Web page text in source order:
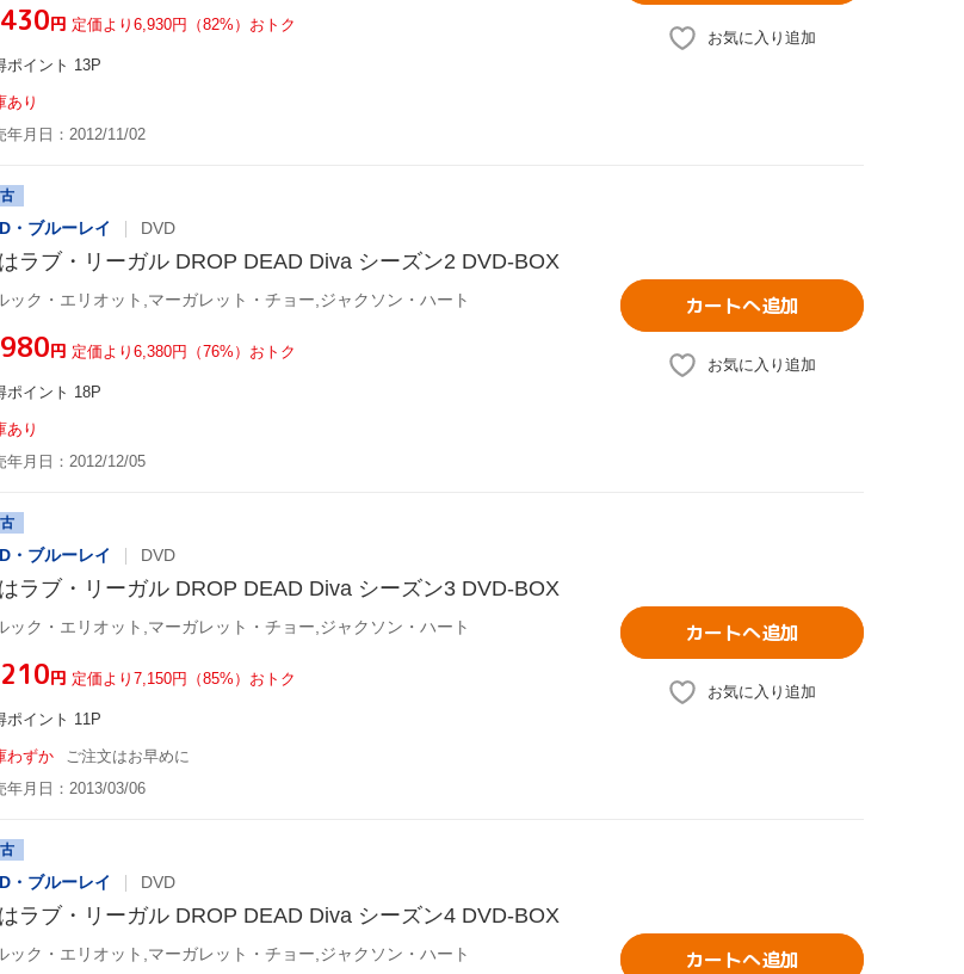
円 定価より6,930円（82%）おトク
ポイント 13P
あり
年月日：2012/11/02
お気に入り追加
・ブルーレイ DVD
ラブ・リーガル DROP DEAD Diva シーズン2 DVD-BOX
ック・エリオット,マーガレット・チョー,ジャクソン・ハート
円 定価より6,380円（76%）おトク
ポイント 18P
あり
年月日：2012/12/05
カートへ追加
お気に入り追加
・ブルーレイ DVD
ラブ・リーガル DROP DEAD Diva シーズン3 DVD-BOX
ック・エリオット,マーガレット・チョー,ジャクソン・ハート
円 定価より7,150円（85%）おトク
ポイント 11P
わずか
ご注文はお早めに
年月日：2013/03/06
カートへ追加
お気に入り追加
・ブルーレイ DVD
ラブ・リーガル DROP DEAD Diva シーズン4 DVD-BOX
ック・エリオット,マーガレット・チョー,ジャクソン・ハート カートへ追加